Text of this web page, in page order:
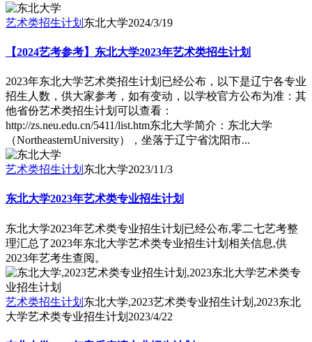
艺术类招生计划 东北大学2024/3/19
【2024艺考参考】东北大学2023年艺术类招生计划
2023年东北大学艺术类招生计划已经公布，以下是辽宁各专业
招生人数，供大家参考，如有变动，以学校官方公布为准：其
他省份艺术类招生计划可以查看：
http://zs.neu.edu.cn/5411/list.htm东北大学简介：东北大学
（NortheasternUniversity），坐落于辽宁省沈阳市...
艺术类招生计划 东北大学2023/11/3
东北大学2023年艺术类专业招生计划
东北大学2023年艺术类专业招生计划已经公布,零二七艺考整
理汇总了2023年东北大学艺术类专业招生计划相关信息,供
2023年艺考生查阅。
艺术类招生计划 东北大学,2023艺术类专业招生计划,2023东北
大学艺术类专业招生计划 2023/4/22